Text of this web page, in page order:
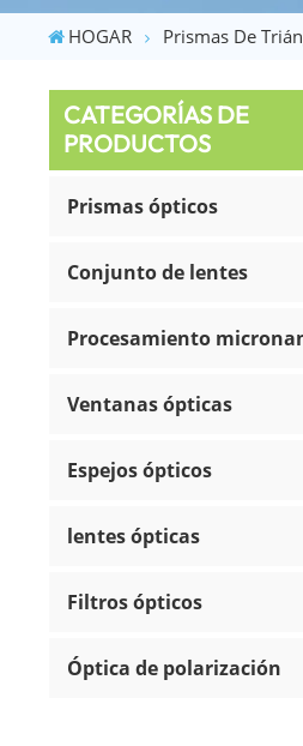
HOGAR Prismas De
CATEGORÍAS DE
PRODUCTOS
Prismas ópticos
Conjunto de lentes
Procesamiento
Ventanas ópticas
Espejos ópticos
lentes ópticas
Filtros ópticos
Óptica de polarización